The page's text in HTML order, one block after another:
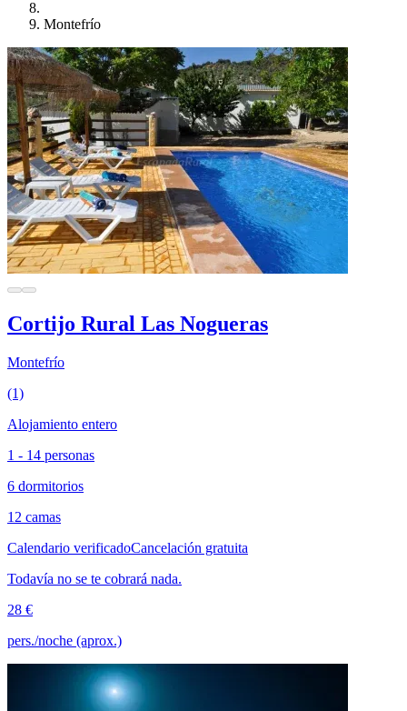
Montefrío
Cortijo Rural Las Nogueras
Montefrío
(1)
Alojamiento entero
1 - 14 personas
6 dormitorios
12 camas
Calendario verificadoCancelación gratuita
Todavía no se te cobrará nada.
28 €
pers./noche (aprox.)